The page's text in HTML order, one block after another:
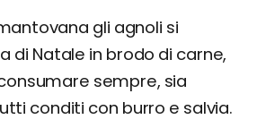
gli agnoli si
di Natale in brodo di carne,
sempre, sia
conditi con burro e salvia.